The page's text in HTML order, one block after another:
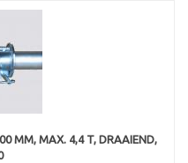
MM, MAX. 4,4 T, DRAAIEND,